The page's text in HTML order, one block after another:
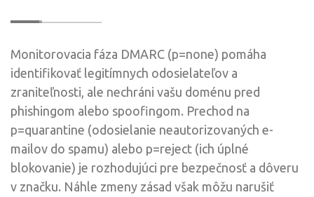
Monitorovacia fáza DMARC (p=none) pomáha
identifikovať legitímnych odosielateľov a
zraniteľnosti, ale nechráni vašu doménu pred
phishingom alebo spoofingom. Prechod na
p=quarantine (odosielanie neautorizovaných e-
mailov do spamu) alebo p=reject (ich úplné
blokovanie) je rozhodujúci pre bezpečnosť a dôveru
v značku. Náhle zmeny zásad však môžu narušiť